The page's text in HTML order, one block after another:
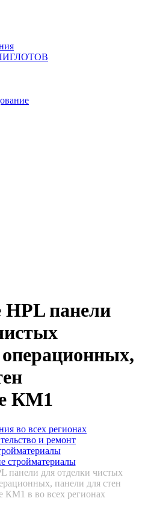
панели
КМ1
во всех регионах
и ремонт
стройматериалы
панели для отделки чистых
панели для стен
КМ1 в во всех регионах